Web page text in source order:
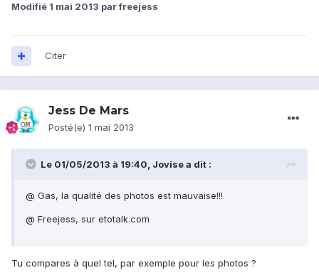
Modifié 1 mai 2013 par freejess
Citer
Jess De Mars
Posté(e) 1 mai 2013
Le 01/05/2013 à 19:40, Jovise a dit :
@ Gas, la qualité des photos est mauvaise!!!
@ Freejess, sur etotalk.com
Tu compares à quel tel, par exemple pour les photos ?